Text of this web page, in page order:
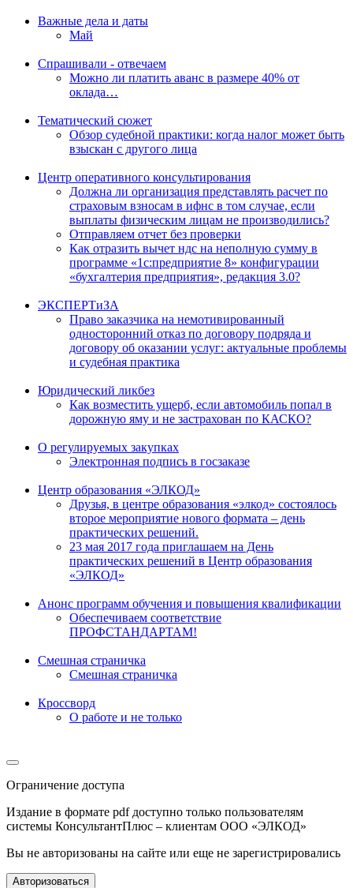
Важные дела и даты
Май
Спрашивали - отвечаем
Можно ли платить аванс в размере 40% от
оклада…
Тематический сюжет
Обзор судебной практики: когда налог может быть
взыскан с другого лица
Центр оперативного консультирования
Должна ли организация представлять расчет по
страховым взносам в ифнс в том случае, если
выплаты физическим лицам не производились?
Отправляем отчет без проверки
Как отразить вычет ндс на неполную сумму в
программе «1с:предприятие 8» конфигурации
«бухгалтерия предприятия», редакция 3.0?
ЭКСПЕРТиЗА
Право заказчика на немотивированный
односторонний отказ по договору подряда и
договору об оказании услуг: актуальные проблемы
и судебная практика
Юридический ликбез
Как возместить ущерб, если автомобиль попал в
дорожную яму и не застрахован по КАСКО?
О регулируемых закупках
Электронная подпись в госзаказе
Центр образования «ЭЛКОД»
Друзья, в центре образования «элкод» состоялось
второе мероприятие нового формата – день
практических решений.
23 мая 2017 года приглашаем на День
практических решений в Центр образования
«ЭЛКОД»
Анонс программ обучения и повышения квалификации
Обеспечиваем соответствие
ПРОФСТАНДАРТАМ!
Смешная страничка
Смешная страничка
Кроссворд
О работе и не только
Ограничение доступа
Издание в формате pdf доступно только пользователям
системы КонсультантПлюс – клиентам ООО «ЭЛКОД»
Вы не авторизованы на сайте или еще не зарегистрировались
Авторизоваться